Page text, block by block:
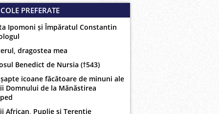
PREFERATE
Ipomoni și Împăratul Constantin
dragostea mea
Benedict de Nursia (†543)
șapte icoane făcătoare de minuni ale
Domnului de la Mănăstirea
African, Puplie și Terentie